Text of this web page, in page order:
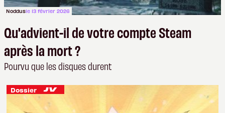
Noddusle 13 février 2026
Qu'advient-il de votre compte Steam
après la mort ?
Pourvu que les disques durent
Dossier